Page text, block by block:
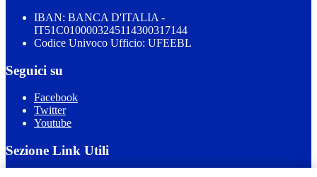
IBAN: BANCA D'ITALIA -
IT51C0100003245114300317144
Codice Univoco Ufficio: UFEEBL
Seguici su
Facebook
Twitter
Youtube
Sezione Link Utili